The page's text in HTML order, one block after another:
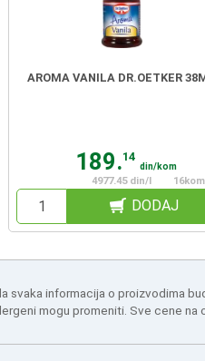
AROMA VANILA DR.OETKER
189.14
din/kom
4977.45 din/l
16kom
DODAJ
svaka informacija o proizvodima
mogu promeniti. Sve cene